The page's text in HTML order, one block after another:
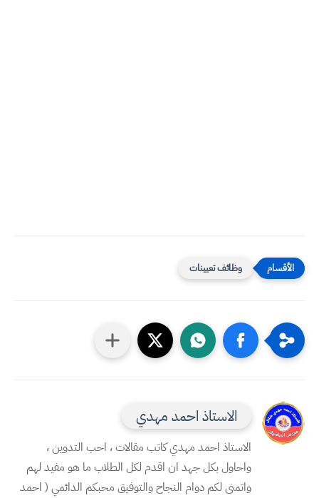
وظائف تعيينات
الاستاذ احمد مهدي
الاستاذ احمد مهدي كاتب مقالات ، احب التدوين ،
واحاول بكل جهد ان اقدم لكل الطلاب ما هو مفيد لهم
واتمنى لكم دوام النجاح والتوفيق محبكم الدائمي ( احمد